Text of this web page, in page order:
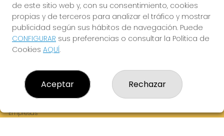
¡La Tres Loterias te desea Mucha Suerte!
¿Quiénes somos?
Comprar lotería
Resultados
Empresas
de este sitio web y, con su consentimiento, cookies
propias y de terceros para analizar el tráfico y mostrar
publicidad según sus hábitos de navegación. Puede
CONFIGURAR sus preferencias o consultar la Política de
Cookies AQUÍ.
Aceptar Rechazar